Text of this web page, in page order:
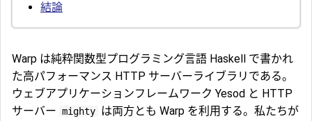
結論
Warp は純粋関数型プログラミング言語 Haskell で書かれ
た高パフォーマンス HTTP サーバーライブラリである。
ウェブアプリケーションフレームワーク Yesod と HTTP
サーバー mighty は両方とも Warp を利用する。私たちが